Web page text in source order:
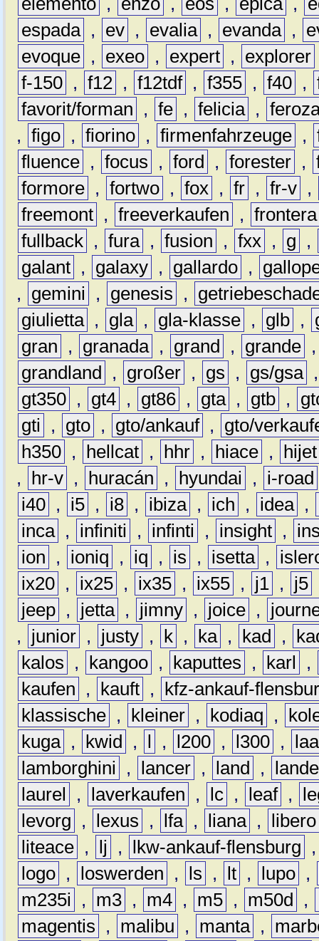
espada , ev , evalia , evanda ,
evoque , exeo , expert , explorer
f-150 , f12 , f12tdf , f355 , f40 ,
favorit/forman
, fe , felicia ,
, figo , fiorino , firmenfahrzeuge ,
fluence , focus , ford , forester ,
formore , fortwo , fox , fr , fr-v ,
freemont , freeverkaufen , frontera
fullback , fura , fusion , fxx , g
,
galant , galaxy , gallardo ,
,
gemini , genesis ,
giulietta , gla , gla-klasse , glb ,
gran
, granada , grand , grande
grandland
, großer , gs , gs/gsa
gt350 , gt4 , gt86 , gta , gtb ,
gti
, gto , gto/ankauf ,
gto/
h350 , hellcat , hhr , hiace ,
hijet
,
hr-v , huracán , hyundai ,
i-road
i40 , i5 , i8 , ibiza , ich , idea ,
inca , infiniti , infinti , insight ,
ion
, ioniq , iq , is , isetta ,
ix20 , ix25 , ix35 , ix55 , j1 , j5
jeep , jetta , jimny , joice ,
,
junior , justy , k , ka , kad ,
kalos
, kangoo , kaputtes , karl
,
kaufen
, kauft ,
kfz-ankauf-
klassische , kleiner , kodiaq ,
kuga , kwid , l , l200 , l300 ,
lamborghini
, lancer , land ,
laurel
, laverkaufen , lc , leaf ,
levorg
, lexus , lfa , liana ,
libero
liteace , lj , lkw-ankauf-flensburg
logo , loswerden , ls , lt , lupo ,
m235i
, m3 , m4 , m5 , m50d ,
magentis
, malibu , manta ,